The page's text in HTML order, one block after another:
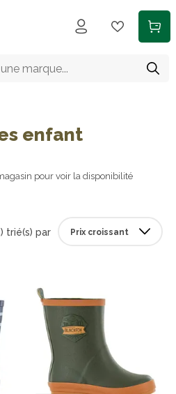
enfant
pour voir la disponibilité
trié(s) par